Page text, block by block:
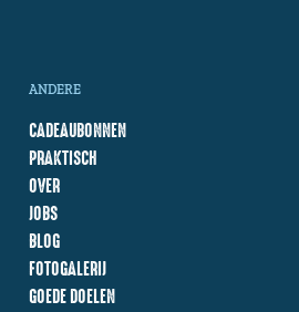
ANDERE
CADEAUBONNEN
PRAKTISCH
OVER
JOBS
BLOG
FOTOGALERIJ
GOEDE DOELEN